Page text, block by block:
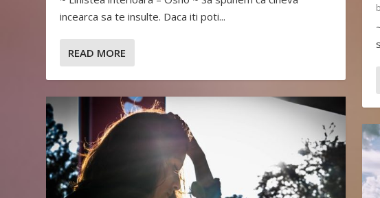
incearca sa te insulte. Daca iti poti...
READ MORE